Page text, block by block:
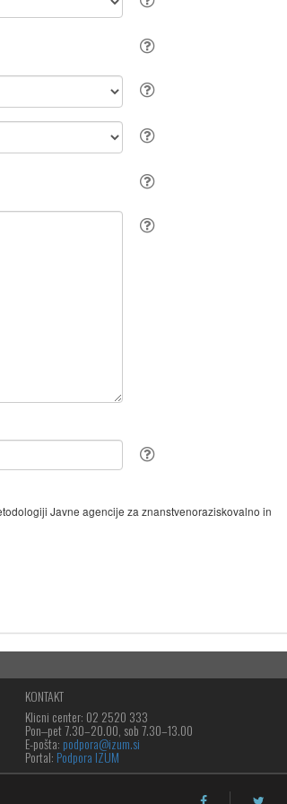
Javne agencije za znanstvenoraziskovalno in
KONTAKT
Klicni center: 02 2520 333
Pon‒pet 7.30–20.00, sob 7.30–13.00
E-pošta: podpora@izum.si
Portal: Podpora IZUM